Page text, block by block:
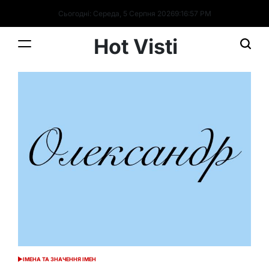
вмісту
Сьогодні: Середа, 5 Серпня 20269:16:58 PM
Hot Visti
ОПУБЛІКУВАТИ
ІМЕНА ТА ЗНАЧЕННЯ ІМЕН